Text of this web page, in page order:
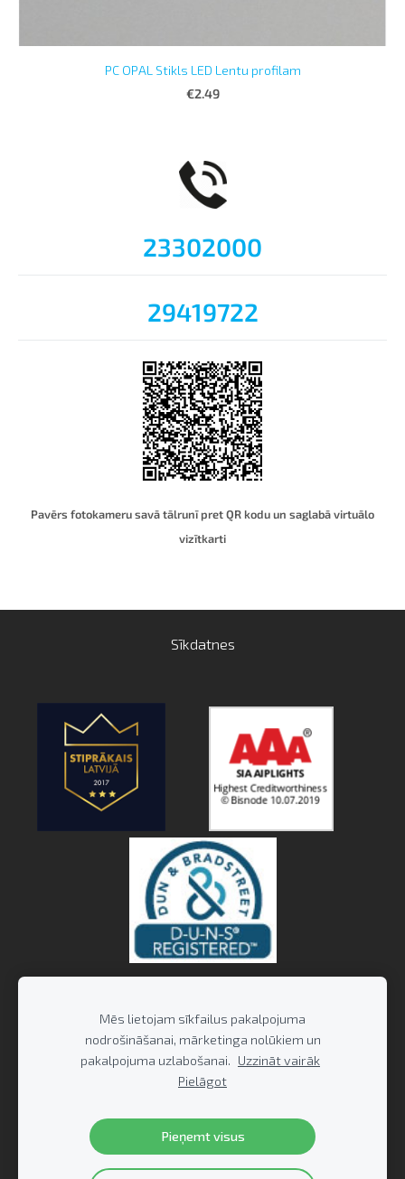
23302000
29419722
Pavērs fotokameru savā tālrunī pret QR kodu un saglabā virtuālo
vizītkarti
PC OPAL Stikls LED Lentu profilam
€2.49
Sīkdatnes
Mēs lietojam sīkfailus pakalpojuma
nodrošināšanai, mārketinga nolūkiem un
pakalpojuma uzlabošanai. Uzzināt vairāk
Pielāgot
Pieņemt visus